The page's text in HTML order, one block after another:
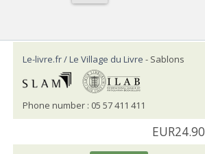
Le-livre.fr / Le Village du Livre - Sablons
Phone number : 05 57 411 411
EUR24.90